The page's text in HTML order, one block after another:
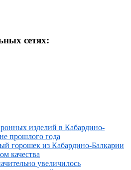
сетях:
изделий в Кабардино-
прошлого года
горошек из Кабардино-Балкарии
качества
увеличилось